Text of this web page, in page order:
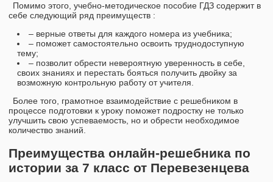
Помимо этого, учебно-методическое пособие ГДЗ содержит в
себе следующий ряд преимуществ :
– верные ответы для каждого номера из учебника;
– поможет самостоятельно освоить труднодоступную
тему;
– позволит обрести невероятную уверенность в себе,
своих знаниях и перестать бояться получить двойку за
возможную контрольную работу от учителя.
Более того, грамотное взаимодействие с решебником в
процессе подготовки к уроку поможет подростку не только
улучшить свою успеваемость, но и обрести необходимое
количество знаний.
Преимущества онлайн-решебника по
истории за 7 класс от Перевезенцева